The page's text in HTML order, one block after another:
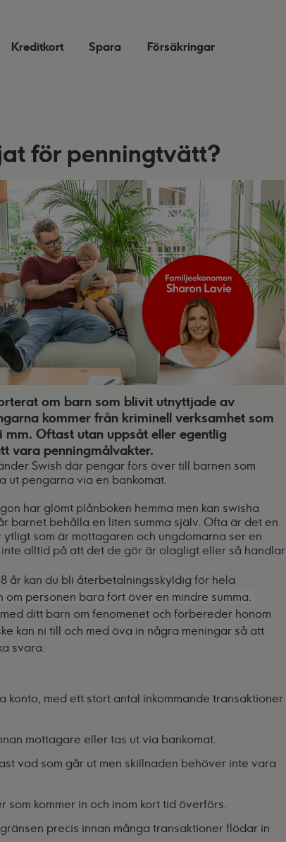
Kreditkort Spara Försäkringar
för penningtvätt?
om barn som blivit utnyttjade av
kommer från kriminell verksamhet som
Oftast utan uppsåt eller egentlig
vara penningmålvakter.
Swish där pengar förs över till barnen som
ut pengarna via en bankomat.
har glömt plånboken hemma men kan swisha
barnet behålla en liten summa själv. Ofta är det en
som är mottagaren och ungdomarna ser en
alltid på att det de gör är olagligt eller så handlar
år kan du bli återbetalningsskyldig för hela
om personen bara fört över en mindre summa.
ditt barn om fenomenet och förbereder honom
kan ni till och med öva in några meningar så att
svara.
konto, med ett stort antal inkommande transaktioner
mottagare eller tas ut via bankomat.
vad som går ut men skillnaden behöver inte vara
kommer in och inom kort tid överförs.
precis innan många transaktioner flödar in